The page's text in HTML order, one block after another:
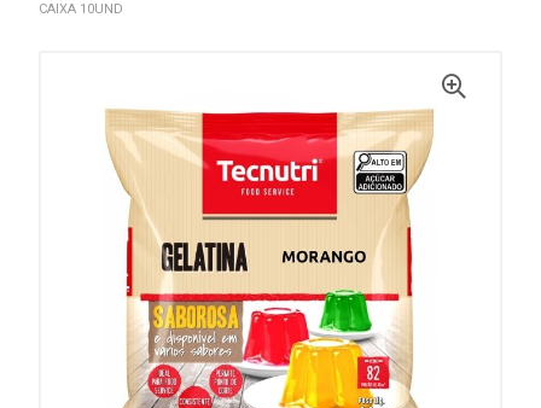
CAIXA 10UND